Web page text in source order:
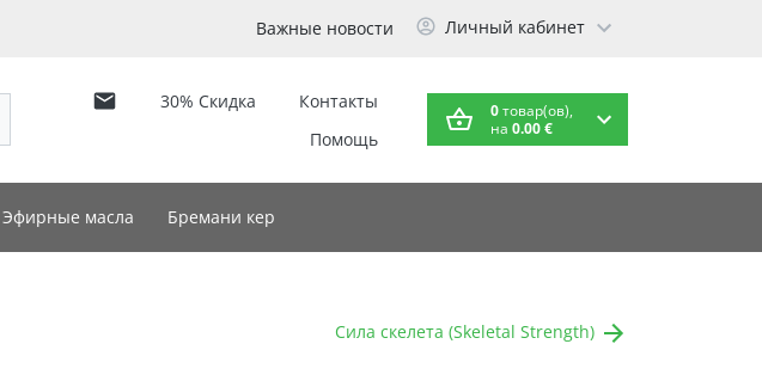
Важные новости Личный кабинет
30% Скидка
Контакты
Помощь
0товар(ов),
на 0.00 €
Эфирные масла Бремани кер
Сила скелета (Skeletal Strength)